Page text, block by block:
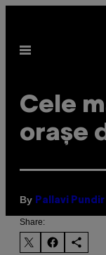
content
Open
Cele
orașe
By Pallavi Pundir
Share: